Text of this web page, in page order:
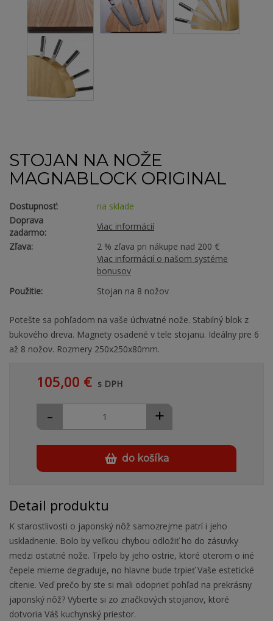
STOJAN NA NOŽE
MAGNABLOCK ORIGINAL
Dostupnosť:
na sklade
Doprava
zadarmo:
Viac informácií
Zľava:
2 % zľava pri nákupe nad 200 €
Viac informácií o našom systéme
bonusov
Použitie:
Stojan na 8 nožov
Potešte sa pohľadom na vaše úchvatné nože. Stabilný blok z
bukového dreva. Magnety osadené v tele stojanu. Ideálny pre 6
až 8 nožov. Rozmery 250x250x80mm.
105,00 € s DPH
+
-
do košíka
Detail produktu
K starostlivosti o japonský nôž samozrejme patrí i jeho
uskladnenie. Bolo by veľkou chybou odložiť ho do zásuvky
medzi ostatné nože. Trpelo by jeho ostrie, ktoré oterom o iné
čepele mierne degraduje, no hlavne bude trpieť Vaše estetické
cítenie. Veď prečo by ste si mali odoprieť pohľad na prekrásny
japonský nôž? Vyberte si zo značkových stojanov, ktoré
dotvoria Váš kuchynský priestor.